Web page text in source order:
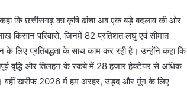
कि छत्तीसगढ़ का कृषि ढांचा अब एक बड़े बदलाव की ओर
किसान परिवारों, जिनमें 82 प्रतिशत लघु एवं सीमांत
प्रतिबद्धता के साथ काम कर रही है। उन्होंने कहा कि
वृद्धि और तिलहन के रकबे में 28 हजार हेक्टेयर से अधिक
है। वहीं खरीफ 2026 में हम अरहर, उड़द और मूंग के लिए